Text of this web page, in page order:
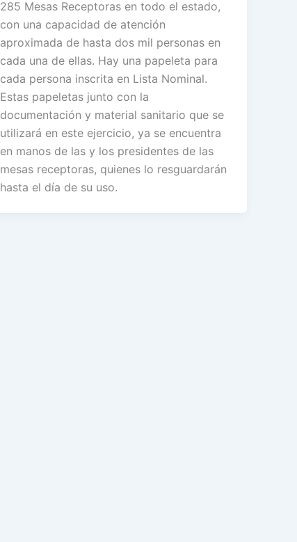
285 Mesas Receptoras en todo el estado,
con una capacidad de atención
aproximada de hasta dos mil personas en
cada una de ellas. Hay una papeleta para
cada persona inscrita en Lista Nominal.
Estas papeletas junto con la
documentación y material sanitario que se
utilizará en este ejercicio, ya se encuentra
en manos de las y los presidentes de las
mesas receptoras, quienes lo resguardarán
hasta el día de su uso.